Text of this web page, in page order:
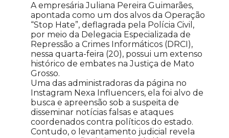
A empresária Juliana Pereira Guimarães,
apontada como um dos alvos da Operação
“Stop Hate”, deflagrada pela Polícia Civil,
por meio da Delegacia Especializada de
Repressão a Crimes Informáticos (DRCI),
nessa quarta-feira (20), possui um extenso
histórico de embates na Justiça de Mato
Grosso.
Uma das administradoras da página no
Instagram Nexa Influencers, ela foi alvo de
busca e apreensão sob a suspeita de
disseminar notícias falsas e ataques
coordenados contra políticos do estado.
Contudo, o levantamento judicial revela